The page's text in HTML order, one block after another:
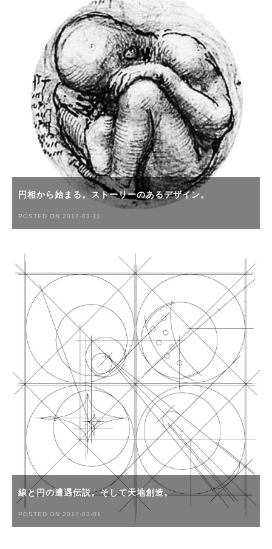
円相から始まる。ストーリーのあるデザイン。
POSTED ON 2017-03-11
線と円の遭遇伝説。そして天地創造。
POSTED ON 2017-03-01